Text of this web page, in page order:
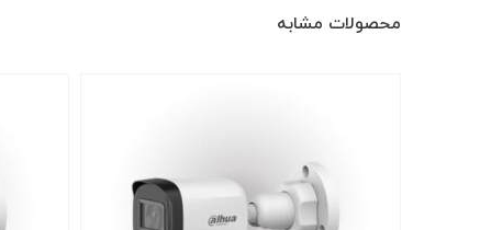
محصولات مشابه